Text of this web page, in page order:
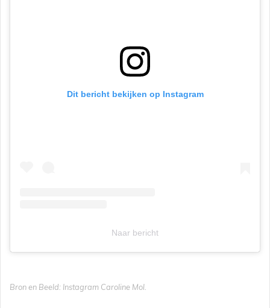
Dit bericht bekijken op Instagram
Naar bericht
Bron en Beeld: Instagram Caroline Mol.